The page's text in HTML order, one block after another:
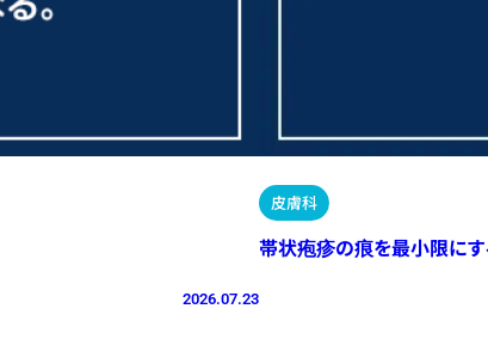
2026.07.23
皮膚科
帯状疱疹の痕を最小限にす